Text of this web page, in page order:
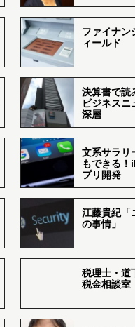
ファイナン
ィールド
決算書で読
ビジネスニ
深層
文系サラリ
もできる
プリ開発
江藤貴紀「
の事情」
税理士・道
税金相談室